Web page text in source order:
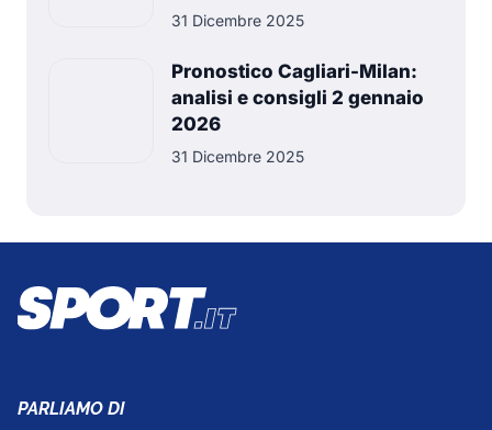
31 Dicembre 2025
Pronostico Cagliari-Milan:
analisi e consigli 2 gennaio
2026
31 Dicembre 2025
PARLIAMO DI